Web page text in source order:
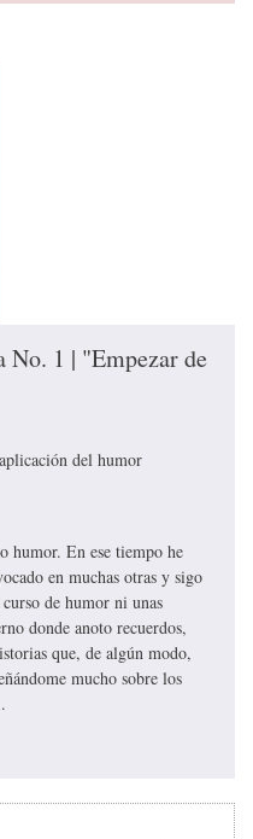
No. 1 | "Empezar de
del humor
humor. En ese tiempo he
en muchas otras y sigo
de humor ni unas
donde anoto recuerdos,
que, de algún modo,
mucho sobre los